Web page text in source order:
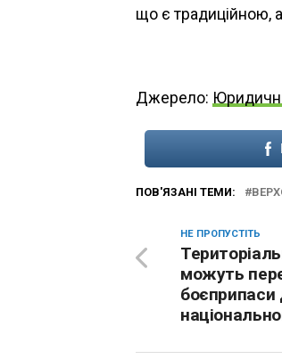
що є традиційною,
Джерело:
ПОВ'ЯЗАНІ ТЕМИ:
НЕ ПРОПУСТІТЬ
можуть
боєприпаси